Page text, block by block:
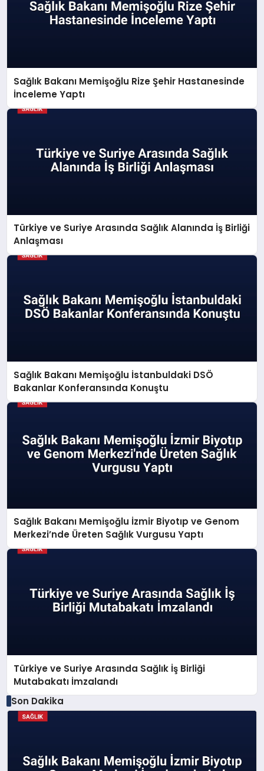
Sağlık Bakanı Memişoğlu Rize Şehir Hastanesinde
İnceleme Yaptı
Türkiye ve Suriye Arasında Sağlık Alanında İş Birliği
Anlaşması
Sağlık Bakanı Memişoğlu İstanbuldaki DSÖ
Bakanlar Konferansında Konuştu
Sağlık Bakanı Memişoğlu İzmir Biyotıp ve Genom
Merkezi’nde Üreten Sağlık Vurgusu Yaptı
Türkiye ve Suriye Arasında Sağlık İş Birliği
Mutabakatı İmzalandı
Son Dakika